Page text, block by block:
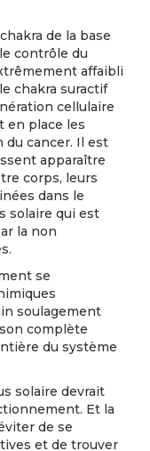
de la base
contrôle du
affaibli
chakra suractif
cellulaire
en place les
du cancer. Il est
apparaître
corps, leurs
dans le
solaire qui est
la non
se
soulagement
complète
du système
solaire devrait
Et la
de se
et de trouver